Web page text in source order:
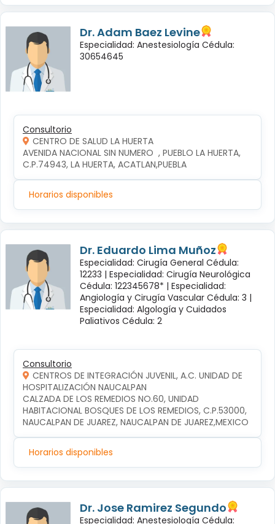
Dr. Adam Baez Levine
Especialidad: Anestesiología Cédula:
30654645
Consultorio
CENTRO DE SALUD LA HUERTA
AVENIDA NACIONAL SIN NUMERO  , PUEBLO LA HUERTA,
C.P.74943, LA HUERTA, ACATLAN,PUEBLA
Horarios disponibles
Dr. Eduardo Lima Muñoz
Especialidad: Cirugía General Cédula:
12233 | Especialidad: Cirugía Neurológica
Cédula: 122345678* | Especialidad:
Angiología y Cirugía Vascular Cédula: 3 |
Especialidad: Algología y Cuidados
Paliativos Cédula: 2
Consultorio
CENTROS DE INTEGRACIÓN JUVENIL, A.C. UNIDAD DE
HOSPITALIZACIÓN NAUCALPAN
CALZADA DE LOS REMEDIOS NO.60, UNIDAD
HABITACIONAL BOSQUES DE LOS REMEDIOS, C.P.53000,
NAUCALPAN DE JUAREZ, NAUCALPAN DE JUAREZ,MEXICO
Horarios disponibles
Dr. Jose Ramirez Segundo
Especialidad: Anestesiología Cédula: